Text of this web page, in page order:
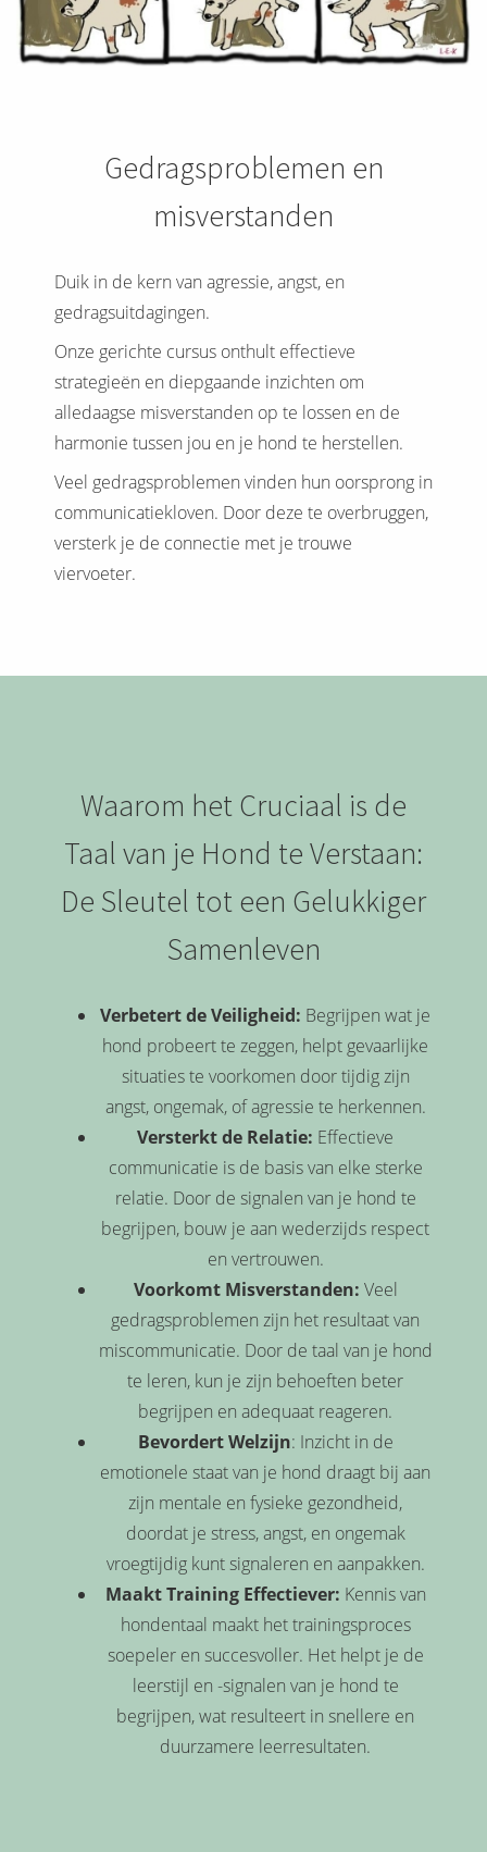
Gedragsproblemen en
misverstanden
Duik in de kern van agressie, angst, en
gedragsuitdagingen.
Onze gerichte cursus onthult effectieve
strategieën en diepgaande inzichten om
alledaagse misverstanden op te lossen en de
harmonie tussen jou en je hond te herstellen.
Veel gedragsproblemen vinden hun oorsprong in
communicatiekloven. Door deze te overbruggen,
versterk je de connectie met je trouwe
viervoeter.
Waarom het Cruciaal is de
Taal van je Hond te Verstaan:
De Sleutel tot een Gelukkiger
Samenleven
Verbetert de Veiligheid: Begrijpen wat je
hond probeert te zeggen, helpt gevaarlijke
situaties te voorkomen door tijdig zijn
angst, ongemak, of agressie te herkennen.
Versterkt de Relatie: Effectieve
communicatie is de basis van elke sterke
relatie. Door de signalen van je hond te
begrijpen, bouw je aan wederzijds respect
en vertrouwen.
Voorkomt Misverstanden: Veel
gedragsproblemen zijn het resultaat van
miscommunicatie. Door de taal van je hond
te leren, kun je zijn behoeften beter
begrijpen en adequaat reageren.
Bevordert Welzijn: Inzicht in de
emotionele staat van je hond draagt bij aan
zijn mentale en fysieke gezondheid,
doordat je stress, angst, en ongemak
vroegtijdig kunt signaleren en aanpakken.
Maakt Training Effectiever: Kennis van
hondentaal maakt het trainingsproces
soepeler en succesvoller. Het helpt je de
leerstijl en -signalen van je hond te
begrijpen, wat resulteert in snellere en
duurzamere leerresultaten.